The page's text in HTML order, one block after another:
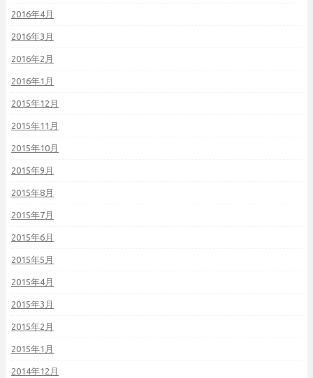
2016年4月
2016年3月
2016年2月
2016年1月
2015年12月
2015年11月
2015年10月
2015年9月
2015年8月
2015年7月
2015年6月
2015年5月
2015年4月
2015年3月
2015年2月
2015年1月
2014年12月